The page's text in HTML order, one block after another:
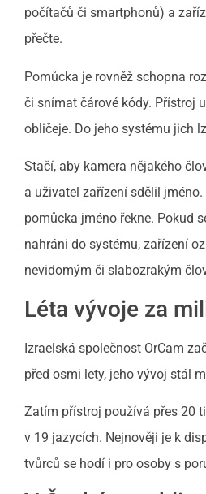
počítačů či smartphonů) a
přečte.
Pomůcka je rovněž schopna
či snímat čárové kódy. Přístroj
obličeje. Do jeho systému jich
Stačí, aby kamera nějakého
a uživatel zařízení sdělil
pomůcka jméno řekne. Pokud
nahráni do systému, zařízení
nevidomým či slabozrakým
Léta vývoje za
Izraelská společnost OrCam
před osmi lety, jeho vývoj stál
Zatím přístroj používá přes 20
v 19 jazycích. Nejnověji je k
tvůrců se hodí i pro osoby s